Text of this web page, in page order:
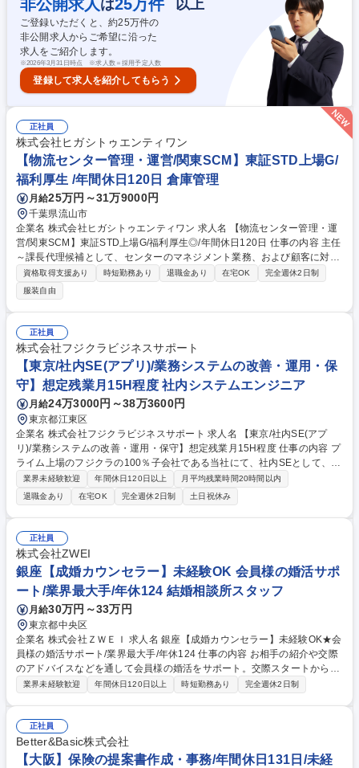
質・工程管理■協力業者との業務調整■設備改善の計画立案 など ※未経験
からでもOK！知識がなくても大丈夫です！丁寧なサポートあり◎ ※従事
すべき業務の変更の範囲：会社の定める業務 募集職種 【可児市/リサイク
ルセンター管理】未経験歓迎/年休125日/フレックスタイム◎
非公開求人 は25万件 以上
ご登録いただくと、約25万件の
非公開求人からご希望に沿った
求人をご紹介します。
※2026年3月31日時点 ※求人数＝採用予定人数
登録して求人を紹介してもらう
正社員
株式会社ヒガシトゥエンティワン
【物流センター管理・運営/関東SCM】東証STD上場G/
福利厚生 /年間休日120日 倉庫管理
月給25万円～31万9000円
千葉県流山市
企業名 株式会社ヒガシトゥエンティワン 求人名 【物流センター管理・運
営/関東SCM】東証STD上場G/福利厚生◎/年間休日120日 仕事の内容 主任
～課長代理候補として、センターのマネジメント業務、および顧客に対す
る提案・折衝業務をご担当頂きます。将来的にはセンターの責任者を目指
していただくことも可能です！ 【具体的に】作業の進捗管理や作業力の把
握・調整在庫管理、入出荷管理／スタッフマネジメント顧客への提案、折
衝業務／新たな仕組みの提案、倉庫内の業務改善など。作業者がより効率
的に作業を行えるよう、現場での指示・指導・業務改善などを行い、円滑
なセンター運営を行っていただきます。今後も3PL事業を中心に更なる拡
大を目指しており、新規センターの立上げ企画、事業部長など、チャンス
が多くあります。 募集職種 【物流センター管理・運営/関東SCM】東証ST
D上場G/福利厚生◎/年間休日120日
資格取得支援あり 時短勤務あり 退職金あり 在宅OK
完全週休2日制
服装自由
正社員
株式会社フジクラビジネスサポート
【東京/社内SE(アプリ)/業務システムの改善・運用・保
守】想定残業月15H程度 社内システムエンジニア
月給24万3000円～38万3600円
東京都江東区
企業名 株式会社フジクラビジネスサポート 求人名 【東京/社内SE(アプ
リ)/業務システムの改善・運用・保守】想定残業月15H程度 仕事の内容 プ
ライム上場のフジクラの100％子会社である当社にて、社内SEとして、業
務システム(アプリ)の開発・改善や運用・保守などの業務をお任せしま
す。スキルやご経験に応じて上流工程へも取り組んでいただけます。 【具
体的には】■既存システム運用：稼働確認/異常時のリカバリー ■既存シス
テム改善：機能追加/プログラム修正/追加製造(設計含む) ■ヘルプデスク：
社内対応 ■新システムの導入/構築：プロジェクト管理/設計/製造/テスト 他
【研修】■入社後3か月は座学やOJTで業務を習得。その後半年ほどでの独
り立ちを想定しています。■業務時間内に社外のセミナー/勉強会等へ参加
可能 ■ブラザー制度で上司以外にも相談できる環境 募集職種 【東京/社内S
E(アプリ)/業務システムの改善・運用・保守】想定残業月15H程度
業界未経験歓迎 年間休日120日以上
月平均残業時間20時間以内
退職金あり
在宅OK 完全週休2日制 土日祝休み
正社員
株式会社ZWEI
銀座【成婚カウンセラー】未経験OK 会員様の婚活サポ
ート/業界最大手/年休124 結婚相談所スタッフ
月給30万円～33万円
東京都中央区
企業名 株式会社ＺＷＥＩ 求人名 銀座【成婚カウンセラー】未経験OK★会
員様の婚活サポート/業界最大手/年休124 仕事の内容 お相手の紹介や交際
のアドバイスなどを通して会員様の婚活をサポート。交際スタートから3
ヶ月での成婚を一緒に目指します。一人でも多くの方の結婚をサポートで
ジュールを確認します ■成婚までのサポート：「そろそろ敬語はやめて、
下の名前で呼んでみましょう」「結婚後に住む場所のお話、してみてくだ
さいね」などとアドバイスしたり、お相手の条件を調節したりして婚活を
業界未経験歓迎 年間休日120日以上 時短勤務あり 完全週休2日制
正社員
Better&Basic株式会社
【大阪】保険の提案書作成・事務/年間休日131日/未経